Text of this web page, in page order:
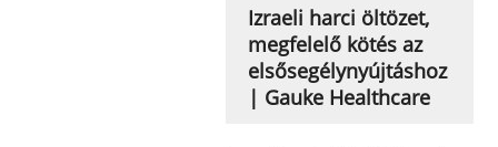
Izraeli harci öltözet,
megfelelő kötés az
elsősegélynyújtáshoz
| Gauke Healthcare